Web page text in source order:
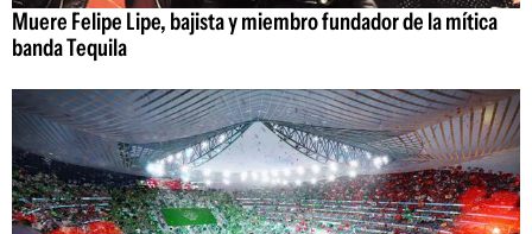
Muere Felipe Lipe, bajista y miembro fundador de la mítica
banda Tequila